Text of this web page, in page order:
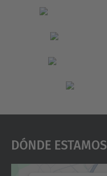
Dónde Estamos